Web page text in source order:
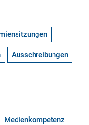
Ausschreibungen
Medienkompetenz